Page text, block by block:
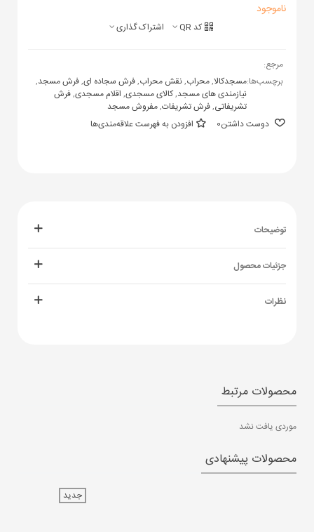
ناموجود
کد QR اشتراک گذاری
مرجع:
برچسب‌ها:مسجدکالا,محراب,نقش محراب,فرش سجاده ای,فرش مسجد,
نیازمندی های مسجد,کالای مسجدی, اقلام مسجدی,فرش
تشریفاتی,فرش تشریفات,مفروش مسجد
دوست داشتن0 افزودن به فهرست علاقه‌مندی‌ها
توضیحات
جزئیات محصول
نظرات
محصولات مرتبط
موردی یافت نشد
محصولات پیشنهادی
جدید